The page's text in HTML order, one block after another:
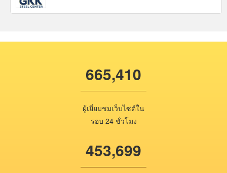
665,410
ผู้เยี่ยมชมเว็บไซต์ใน
รอบ 24 ชั่วโมง
453,699